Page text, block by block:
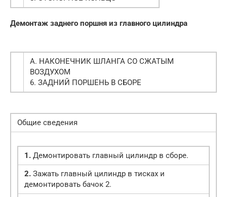
Демонтаж заднего поршня из главного цилиндра
А. НАКОНЕЧНИК ШЛАНГА СО СЖАТЫМ
ВОЗДУХОМ
6. ЗАДНИЙ ПОРШЕНЬ В СБОРЕ
Общие сведения
1. Демонтировать главный цилиндр в сборе.
2. Зажать главный цилиндр в тисках и
демонтировать бачок 2.